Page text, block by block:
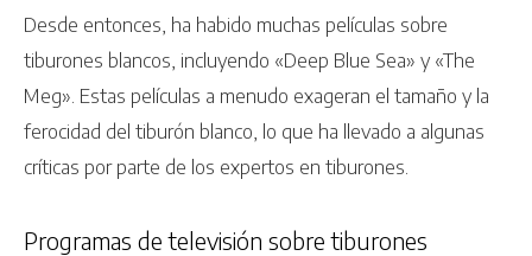
Desde entonces, ha habido muchas películas sobre
tiburones blancos, incluyendo «Deep Blue Sea» y «The
Meg». Estas películas a menudo exageran el tamaño y la
ferocidad del tiburón blanco, lo que ha llevado a algunas
críticas por parte de los expertos en tiburones.
Programas de televisión sobre tiburones